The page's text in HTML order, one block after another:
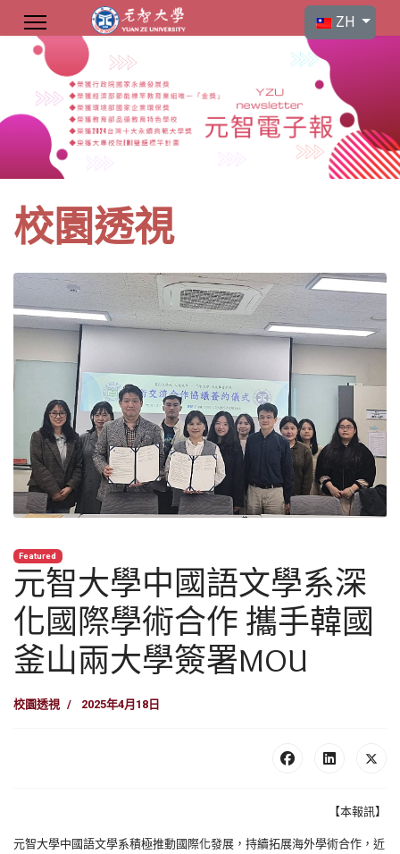
選擇你的語言
ZH
校園透視
Featured
元智大學中國語文學系深
化國際學術合作 攜手韓國
釜山兩大學簽署MOU
校園透視 2025年4月18日
【本報訊】
元智大學中國語文學系積極推動國際化發展，持續拓展海外學術合作，近